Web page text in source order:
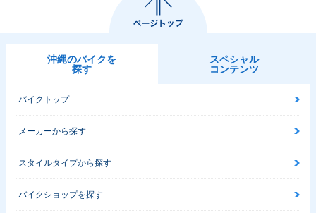
沖縄のバイクを
探す
スペシャル
コンテンツ
バイクトップ
メーカーから探す
スタイルタイプから探す
バイクショップを探す